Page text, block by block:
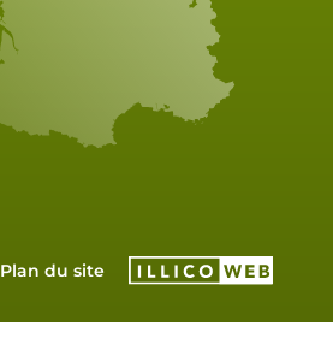
Plan du site